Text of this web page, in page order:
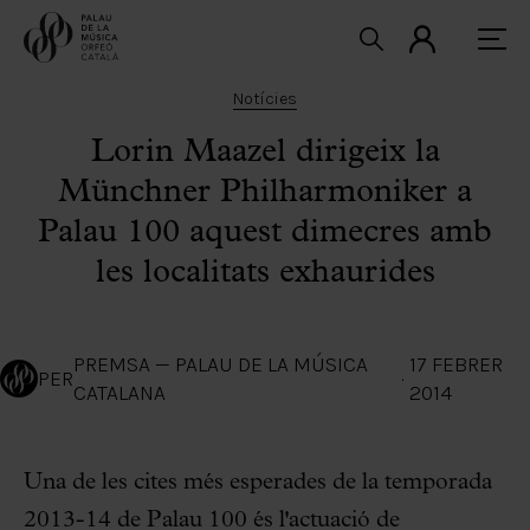
Notícies
Lorin Maazel dirigeix la
Münchner Philharmoniker a
Palau 100 aquest dimecres amb
les localitats exhaurides
PER
PREMSA — PALAU DE LA MÚSICA
CATALANA
·
17 FEBRER
2014
Una de les cites més esperades de la temporada
2013-14 de Palau 100 és l'actuació de